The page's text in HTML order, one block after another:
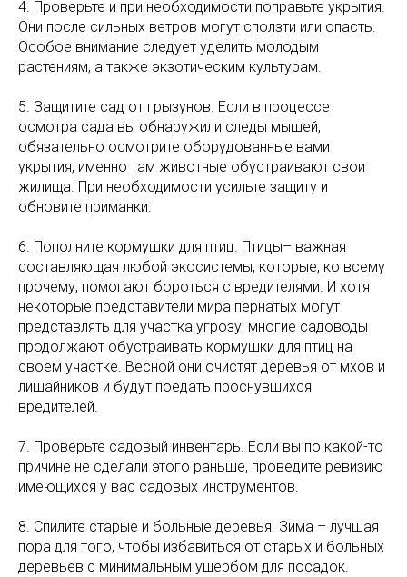
4. Проверьте и при необходимости поправьте укрытия.
Они после сильных ветров могут сползти или опасть.
Особое внимание следует уделить молодым
растениям, а также экзотическим культурам.
5. Защитите сад от грызунов. Если в процессе
осмотра сада вы обнаружили следы мышей,
обязательно осмотрите оборудованные вами
укрытия, именно там животные обустраивают свои
жилища. При необходимости усильте защиту и
обновите приманки.
6. Пополните кормушки для птиц. Птицы– важная
составляющая любой экосистемы, которые, ко всему
прочему, помогают бороться с вредителями. И хотя
некоторые представители мира пернатых могут
представлять для участка угрозу, многие садоводы
продолжают обустраивать кормушки для птиц на
своем участке. Весной они очистят деревья от мхов и
лишайников и будут поедать проснувшихся
вредителей.
7. Проверьте садовый инвентарь. Если вы по какой-то
причине не сделали этого раньше, проведите ревизию
имеющихся у вас садовых инструментов.
8. Спилите старые и больные деревья. Зима – лучшая
пора для того, чтобы избавиться от старых и больных
деревьев с минимальным ущербом для посадок.